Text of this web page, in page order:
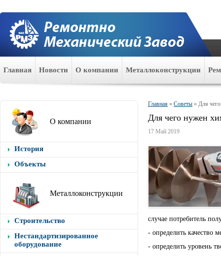
Главная Новости О компании Металлоконструкции
О компании
История
Объекты
Металлоконструкции
Строительство
Нестандартизированное
оборудование
Главная » Советы » Для
Для чего нужен
17 Май 2019
случае потребитель
- определить качество
- определить уровень